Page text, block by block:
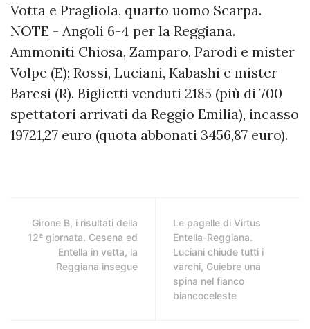
Votta e Pragliola, quarto uomo Scarpa.
NOTE - Angoli 6-4 per la Reggiana.
Ammoniti Chiosa, Zamparo, Parodi e mister
Volpe (E); Rossi, Luciani, Kabashi e mister
Baresi (R). Biglietti venduti 2185 (più di 700
spettatori arrivati da Reggio Emilia), incasso
19721,27 euro (quota abbonati 3456,87 euro).
Girone B, i risultati della
12ª giornata. Cesena ed
Entella in vetta, la
Reggiana insegue
Le pagelle di Virtus
Entella-Reggiana.
Luciani chiude tutti i
varchi, Guiebre una
spina nel fianco
biancoceleste